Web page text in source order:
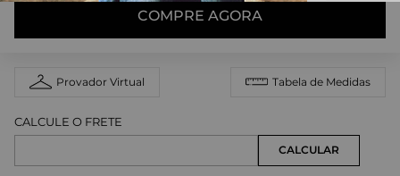
COMPRE AGORA
Provador Virtual Tabela de Medidas